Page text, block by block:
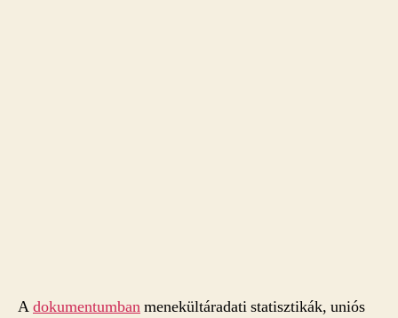
Adokumentumbanmenekültáradati statisztikák, uniós